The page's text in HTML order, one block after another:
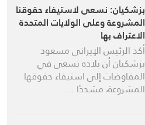
بزشكيان: نسعى لاستيفاء حقوقنا
المشروعة وعلى الولايات المتحدة
الاعتراف بها
أكد الرئيس الإيراني مسعود
بزشكيان أن بلاده تسعى في
المفاوضات إلى استيفاء حقوقها
المشروعة، مشددًا …